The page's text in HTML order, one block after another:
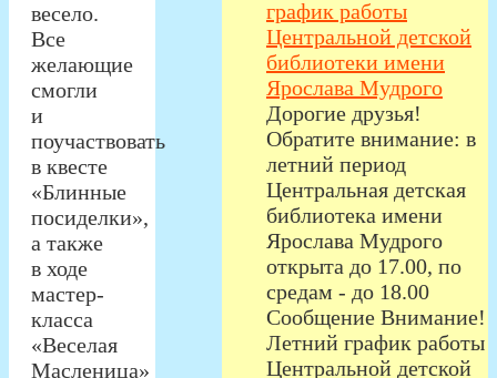
весело.
Все
желающие
смогли
и
поучаствовать
в квесте
«Блинные
посиделки»,
а также
в ходе
мастер-
класса
«Веселая
Масленица»
график работы
Центральной детской
библиотеки имени
Ярослава Мудрого
Дорогие друзья!
Обратите внимание: в
летний период
Центральная детская
библиотека имени
Ярослава Мудрого
открыта до 17.00, по
средам - до 18.00
Сообщение Внимание!
Летний график работы
Центральной детской